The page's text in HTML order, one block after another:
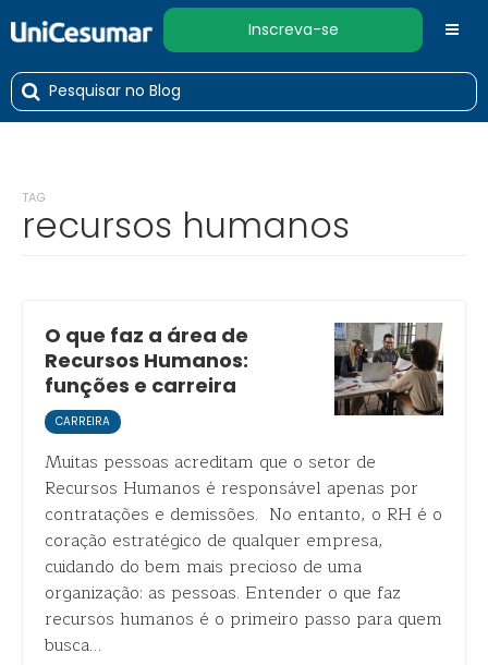
Inscreva-se
TAG
recursos humanos
O que faz a área de
Recursos Humanos:
funções e carreira
CARREIRA
Muitas pessoas acreditam que o setor de
Recursos Humanos é responsável apenas por
contratações e demissões. No entanto, o RH é o
coração estratégico de qualquer empresa,
cuidando do bem mais precioso de uma
organização: as pessoas. Entender o que faz
recursos humanos é o primeiro passo para quem
busca…